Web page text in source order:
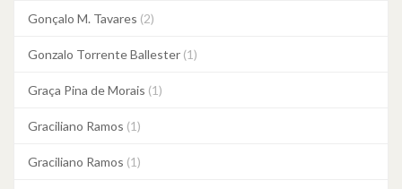
Gonçalo M. Tavares (2)
Gonzalo Torrente Ballester (1)
Graça Pina de Morais (1)
Graciliano Ramos (1)
Graciliano Ramos (1)